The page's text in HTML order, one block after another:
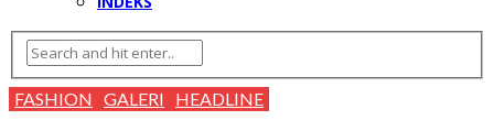
FASHION GALERI HEADLINE